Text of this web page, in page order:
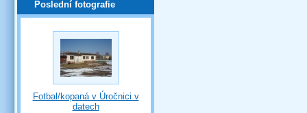
Poslední fotografie
Fotbal/kopaná v Úročnici v
datech